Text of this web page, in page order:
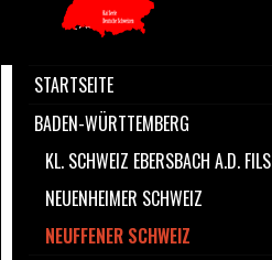
STARTSEITE
BADEN-WÜRTTEMBERG
KL. SCHWEIZ EBERSBACH A.D. FILS
NEUENHEIMER SCHWEIZ
NEUFFENER SCHWEIZ